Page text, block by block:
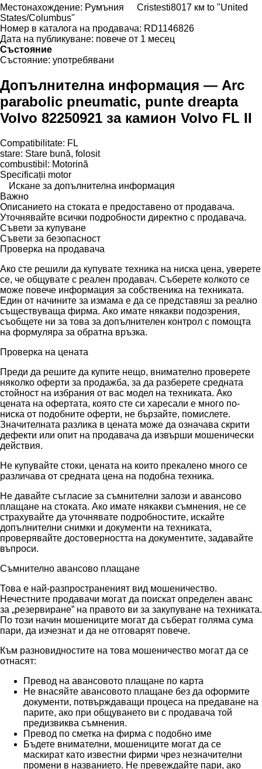
Местонахождение: Румъния Cristesti8017 км to "United
States/Columbus"
Номер в каталога на продавача: RD1146826
Дата на публикуване: повече от 1 месец
Състояние
Състояние: употребявани
Допълнителна информация — Arc
parabolic pneumatic, punte dreapta
Volvo 82250921 за камион Volvo FL II
Compatibilitate: FL
stare: Stare bună, folosit
combustibil: Motorină
Specificații motor
Искане за допълнителна информация
Важно
Описанието на стоката е предоставено от продавача.
Уточнявайте всички подробности директно с продавача.
Съвети за купуване
Съвети за безопасност
Проверка на продавача
Ако сте решили да купувате техника на ниска цена, уверете
се, че общувате с реален продавач. Съберете колкото се
може повече информация за собственика на техниката.
Един от начините за измама е да се представяш за реално
съществуваща фирма. Ако имате някакви подозрения,
съобщете ни за това за допълнителен контрол с помощта
на формуляра за обратна връзка.
Проверка на цената
Преди да решите да купите нещо, внимателно проверете
няколко оферти за продажба, за да разберете средната
стойност на избрания от вас модел на техниката. Ако
цената на офертата, която сте си харесали е много по-
ниска от подобните оферти, не бързайте, помислете.
Значителната разлика в цената може да означава скрити
дефекти или опит на продавача да извърши мошенически
действия.
Не купувайте стоки, цената на които прекалено много се
различава от средната цена на подобна техника.
Не давайте съгласие за съмнителни залози и авансово
плащане на стоката. Ако имате някакви съмнения, не се
страхувайте да уточнявате подробностите, искайте
допълнителни снимки и документи на техниката,
проверявайте достоверността на документите, задавайте
въпроси.
Съмнително авансово плащане
Това е най-разпространеният вид мошеничество.
Нечестните продавачи могат да поискат определен аванс
за „резервиране” на правото ви за закупуване на техниката.
По този начин мошениците могат да съберат голяма сума
пари, да изчезнат и да не отговарят повече.
Към разновидностите на това мошеничество могат да се
отнасят:
Превод на авансовото плащане по карта
Не внасяйте авансовото плащане без да оформите
документи, потвърждаващи процеса на предаване на
парите, ако при общуването ви с продавача той
предизвиква съмнения.
Превод по сметка на фирма с подобно име
Бъдете внимателни, мошениците могат да се
маскират като известни фирми чрез незначителни
промени в названието. Не превеждайте пари, ако